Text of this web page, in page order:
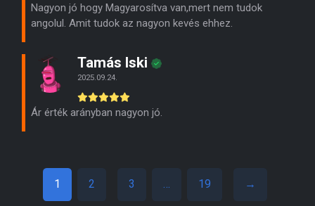
Nagyon jó hogy Magyarosítva van,mert nem tudok
angolul. Amit tudok az nagyon kevés ehhez.
Tamás Iski
2025.09.24.
Ár érték arányban nagyon jó.
1 2 3 … 19 →